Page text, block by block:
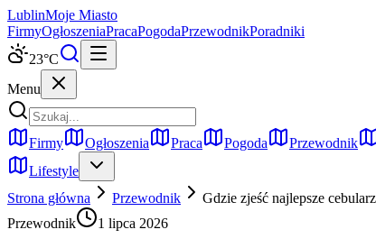
LublinMoje Miasto
FirmyOgłoszeniaPracaPogodaPrzewodnikPoradniki
23°C
Menu
Firmy Ogłoszenia Praca Pogoda Przewodnik
Lifestyle
Strona główna
Przewodnik
Gdzie zjeść najlepsze
Przewodnik
1 lipca 2026